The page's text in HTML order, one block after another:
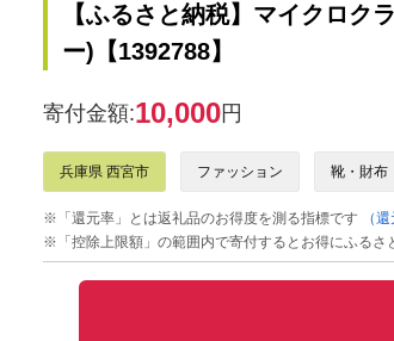
【ふるさと納税】マイクロク
ー)【1392788】
寄付金額:10,000円
兵庫県 西宮市 ファッション 靴・財布
※「還元率」とは返礼品のお得度を測る指標です
（
※「控除上限額」の範囲内で寄付するとお得にふるさ